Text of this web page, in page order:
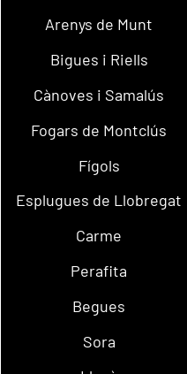
Arenys de Munt
Bigues i Riells
Cànoves i Samalús
Fogars de Montclús
Fígols
Esplugues de Llobregat
Carme
Perafita
Begues
Sora